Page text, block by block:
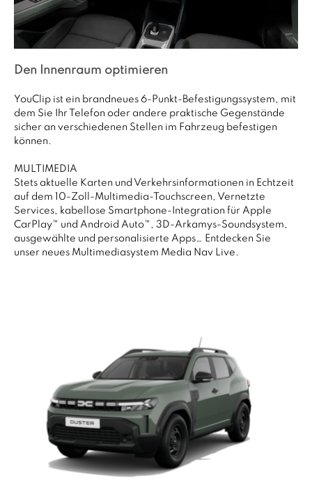
Den Innenraum optimieren
YouClip ist ein brandneues 6-Punkt-Befestigungssystem, mit
dem Sie Ihr Telefon oder andere praktische Gegenstände
sicher an verschiedenen Stellen im Fahrzeug befestigen
können.
MULTIMEDIA
Stets aktuelle Karten und Verkehrsinformationen in Echtzeit
auf dem 10-Zoll-Multimedia-Touchscreen, Vernetzte
Services, kabellose Smartphone-Integration für Apple
CarPlay™ und Android Auto™, 3D-Arkamys-Soundsystem,
ausgewählte und personalisierte Apps… Entdecken Sie
unser neues Multimediasystem Media Nav Live.